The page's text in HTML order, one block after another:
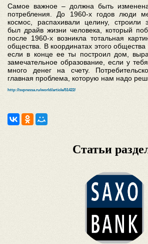
Самое важное – должна быть
потребления. До 1960-х годов люди
космос, распахивали целину, строили
был драйв жизни человека, который
после 1960-х возникла тотальная
общества. В координатах этого общества
если в конце ее ты построил дом,
замечательное образование, если у
много денег на счету.
главная проблема, которую нам надо
http://svpressa.ru/world/article/51422/
Статьи